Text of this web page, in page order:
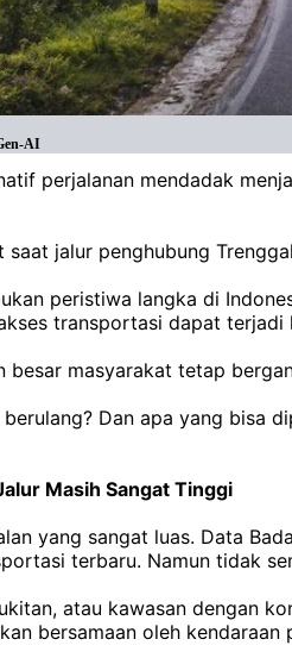
AI
perjalanan mendadak
saat jalur penghubung
peristiwa langka di
transportasi dapat terjadi
besar masyarakat tetap
Dan apa yang bisa
Masih Sangat Tinggi
yang sangat luas. Data
terbaru. Namun tidak
atau kawasan dengan
bersamaan oleh